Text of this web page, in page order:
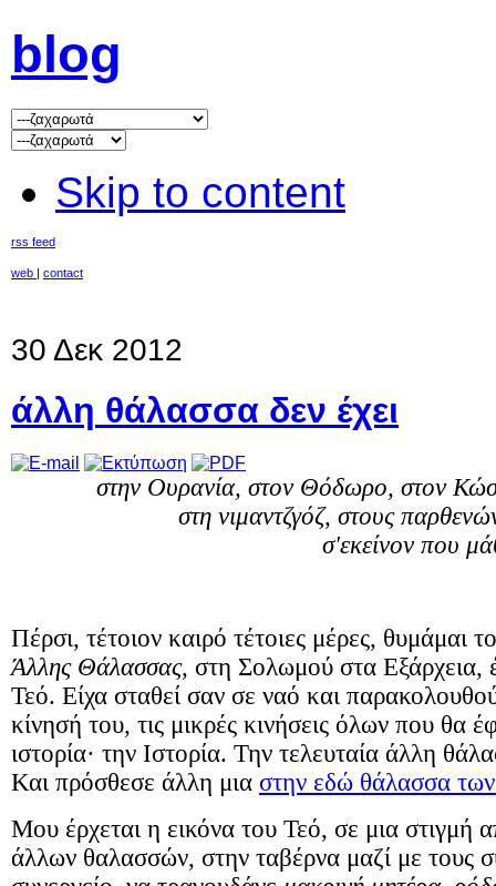
blog
Skip to content
rss feed
web | contact
30 Δεκ 2012
άλλη θάλασσα δεν έχει
στην Ουρανία, στον Θόδωρο, στον
στη νιμαντζγόζ, στους
σ'εκείνον που
Πέρσι, τέτοιον καιρό τέτοιες μέρες, θυμάμαι
Άλλης Θάλασσας, στη Σολωμού στα Εξάρχεια,
Τεό. Είχα σταθεί σαν σε ναό και
κίνησή του, τις μικρές κινήσεις όλων που θα
ιστορία· την Ιστορία. Την τελευταία άλλη
Και πρόσθεσε άλλη μια στην εδώ θάλασσα
Μου έρχεται η εικόνα του Τεό, σε μια στιγμή
άλλων θαλασσών, στην ταβέρνα μαζί με τους